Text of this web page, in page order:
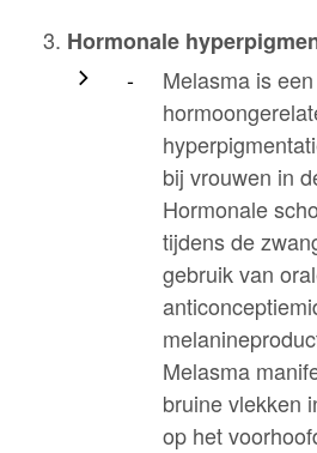
Hormonale
Melasma is
bij vrouwen in
Hormonale
tijdens de
gebruik van
Melasma
bruine vlekken
op het